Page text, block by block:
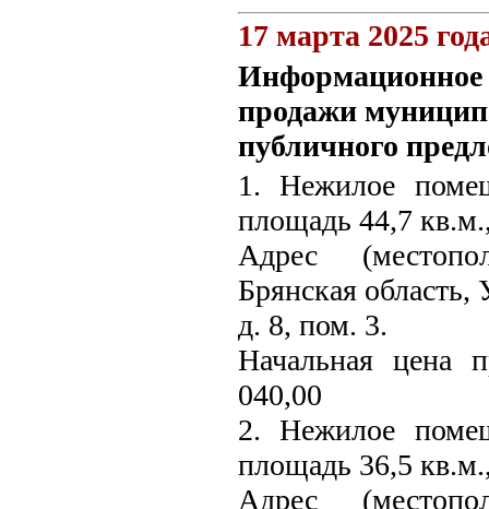
17 марта 2025
Информационное
продажи
публичного
1. Нежилое
площадь 44,7
Адрес
Брянская
д. 8, пом. 3.
Начальная цена
040,00
2. Нежилое
площадь 36,5
Адрес